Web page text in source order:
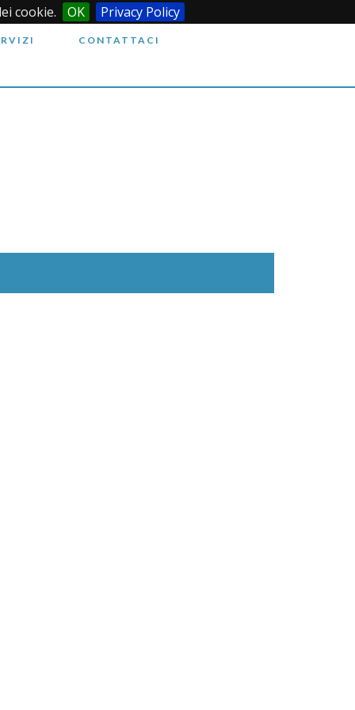
cookie. OK Privacy Policy
CONTATTACI